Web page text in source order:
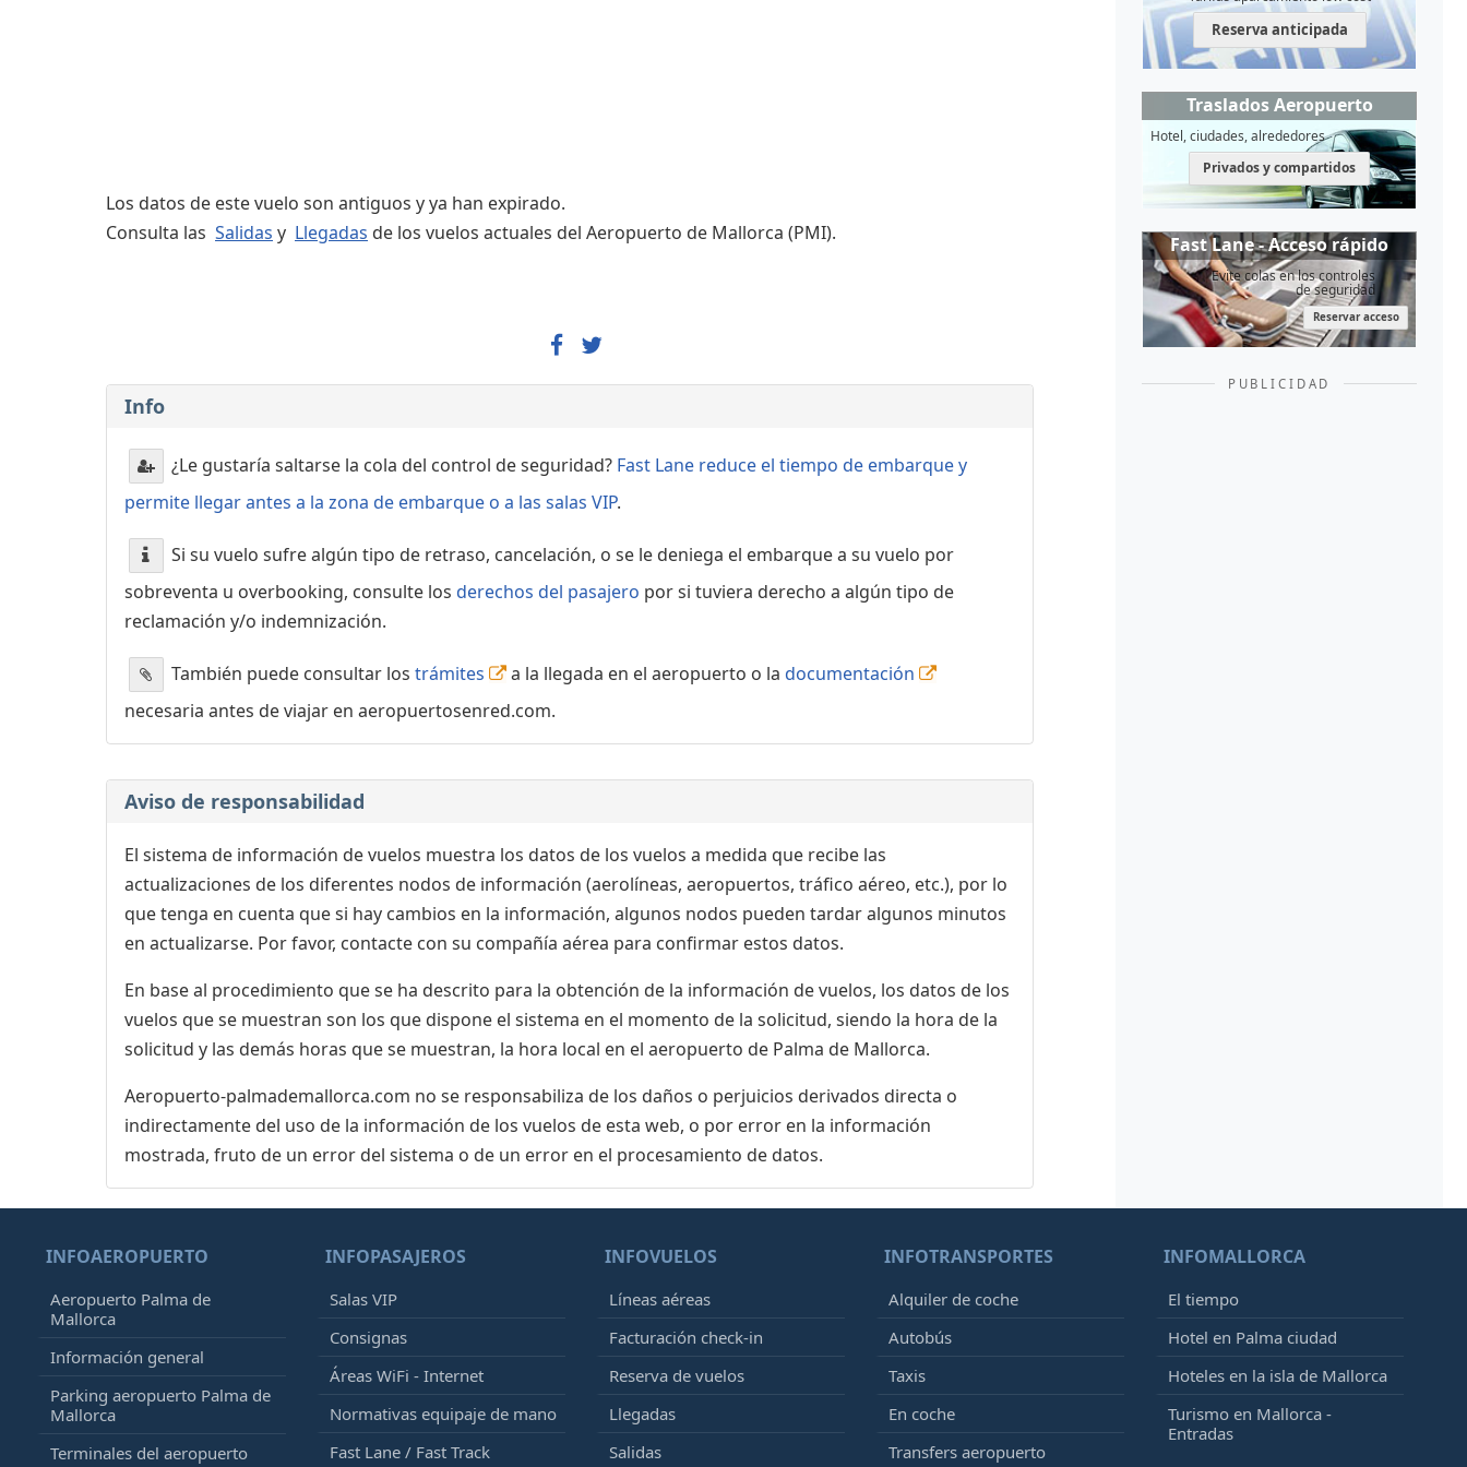
Los datos de este vuelo son antiguos y ya han expirado.
Consulta las Salidas y Llegadas de los vuelos actuales del Aeropuerto de Mallorca (PMI).
Info
¿Le gustaría saltarse la cola del control de seguridad? Fast Lane reduce el tiempo de embarque y
permite llegar antes a la zona de embarque o a las salas VIP.
Si su vuelo sufre algún tipo de retraso, cancelación, o se le deniega el embarque a su vuelo por
sobreventa u overbooking, consulte los derechos del pasajero por si tuviera derecho a algún tipo de
reclamación y/o indemnización.
También puede consultar los trámites a la llegada en el aeropuerto o la documentación
necesaria antes de viajar en aeropuertosenred.com.
Aviso de responsabilidad
El sistema de información de vuelos muestra los datos de los vuelos a medida que recibe las
actualizaciones de los diferentes nodos de información (aerolíneas, aeropuertos, tráfico aéreo, etc.), por lo
que tenga en cuenta que si hay cambios en la información, algunos nodos pueden tardar algunos minutos
en actualizarse. Por favor, contacte con su compañía aérea para confirmar estos datos.
En base al procedimiento que se ha descrito para la obtención de la información de vuelos, los datos de los
vuelos que se muestran son los que dispone el sistema en el momento de la solicitud, siendo la hora de la
solicitud y las demás horas que se muestran, la hora local en el aeropuerto de Palma de Mallorca.
Aeropuerto-palmademallorca.com no se responsabiliza de los daños o perjuicios derivados directa o
indirectamente del uso de la información de los vuelos de esta web, o por error en la información
mostrada, fruto de un error del sistema o de un error en el procesamiento de datos.
Reserva anticipada
Traslados Aeropuerto
Hotel, ciudades, alrededores
Privados y compartidos
Fast Lane - Acceso rápido
Evite colas en los controles
de seguridad
Reservar acceso
PUBLICIDAD
INFOAEROPUERTO
Aeropuerto Palma de
Mallorca
Información general
Parking aeropuerto Palma de
Mallorca
Terminales del aeropuerto
INFOPASAJEROS
Salas VIP
Consignas
Áreas WiFi - Internet
Normativas equipaje de mano
Fast Lane / Fast Track
INFOVUELOS
Líneas aéreas
Facturación check-in
Reserva de vuelos
Llegadas
Salidas
INFOTRANSPORTES
Alquiler de coche
Autobús
Taxis
En coche
Transfers aeropuerto
INFOMALLORCA
El tiempo
Hotel en Palma ciudad
Hoteles en la isla de Mallorca
Turismo en Mallorca -
Entradas